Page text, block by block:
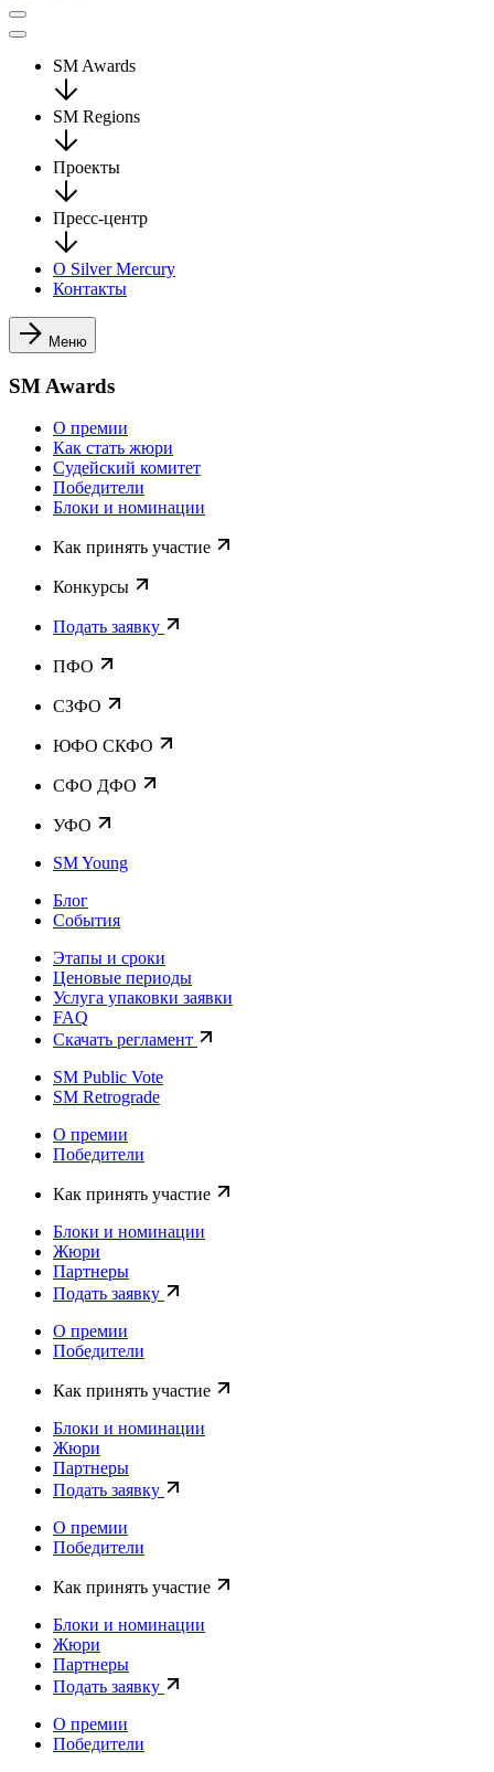
SM Awards
SM Regions
Проекты
Пресс-центр
О Silver Mercury
Контакты
Меню
SM Awards
О премии
Как стать жюри
Судейский комитет
Победители
Блоки и номинации
Как принять участие
Конкурсы
Подать заявку
ПФО
СЗФО
ЮФО СКФО
CФО ДФО
УФО
SM Young
Блог
События
Этапы и сроки
Ценовые периоды
Услуга упаковки заявки
FAQ
Скачать регламент
SM Public Vote
SM Retrograde
О премии
Победители
Как принять участие
Блоки и номинации
Жюри
Партнеры
Подать заявку
О премии
Победители
Как принять участие
Блоки и номинации
Жюри
Партнеры
Подать заявку
О премии
Победители
Как принять участие
Блоки и номинации
Жюри
Партнеры
Подать заявку
О премии
Победители